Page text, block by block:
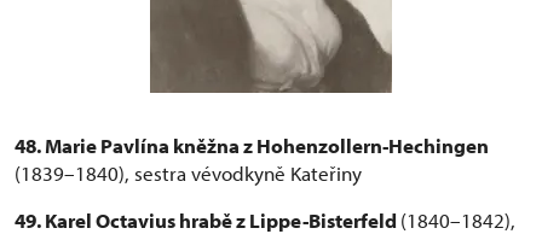
48. Marie Pavlína kněžna z Hohenzollern-Hechingen
(1839–1840), sestra vévodkyně Kateřiny
49. Karel Octavius hrabě z Lippe-Bisterfeld (1840–1842),